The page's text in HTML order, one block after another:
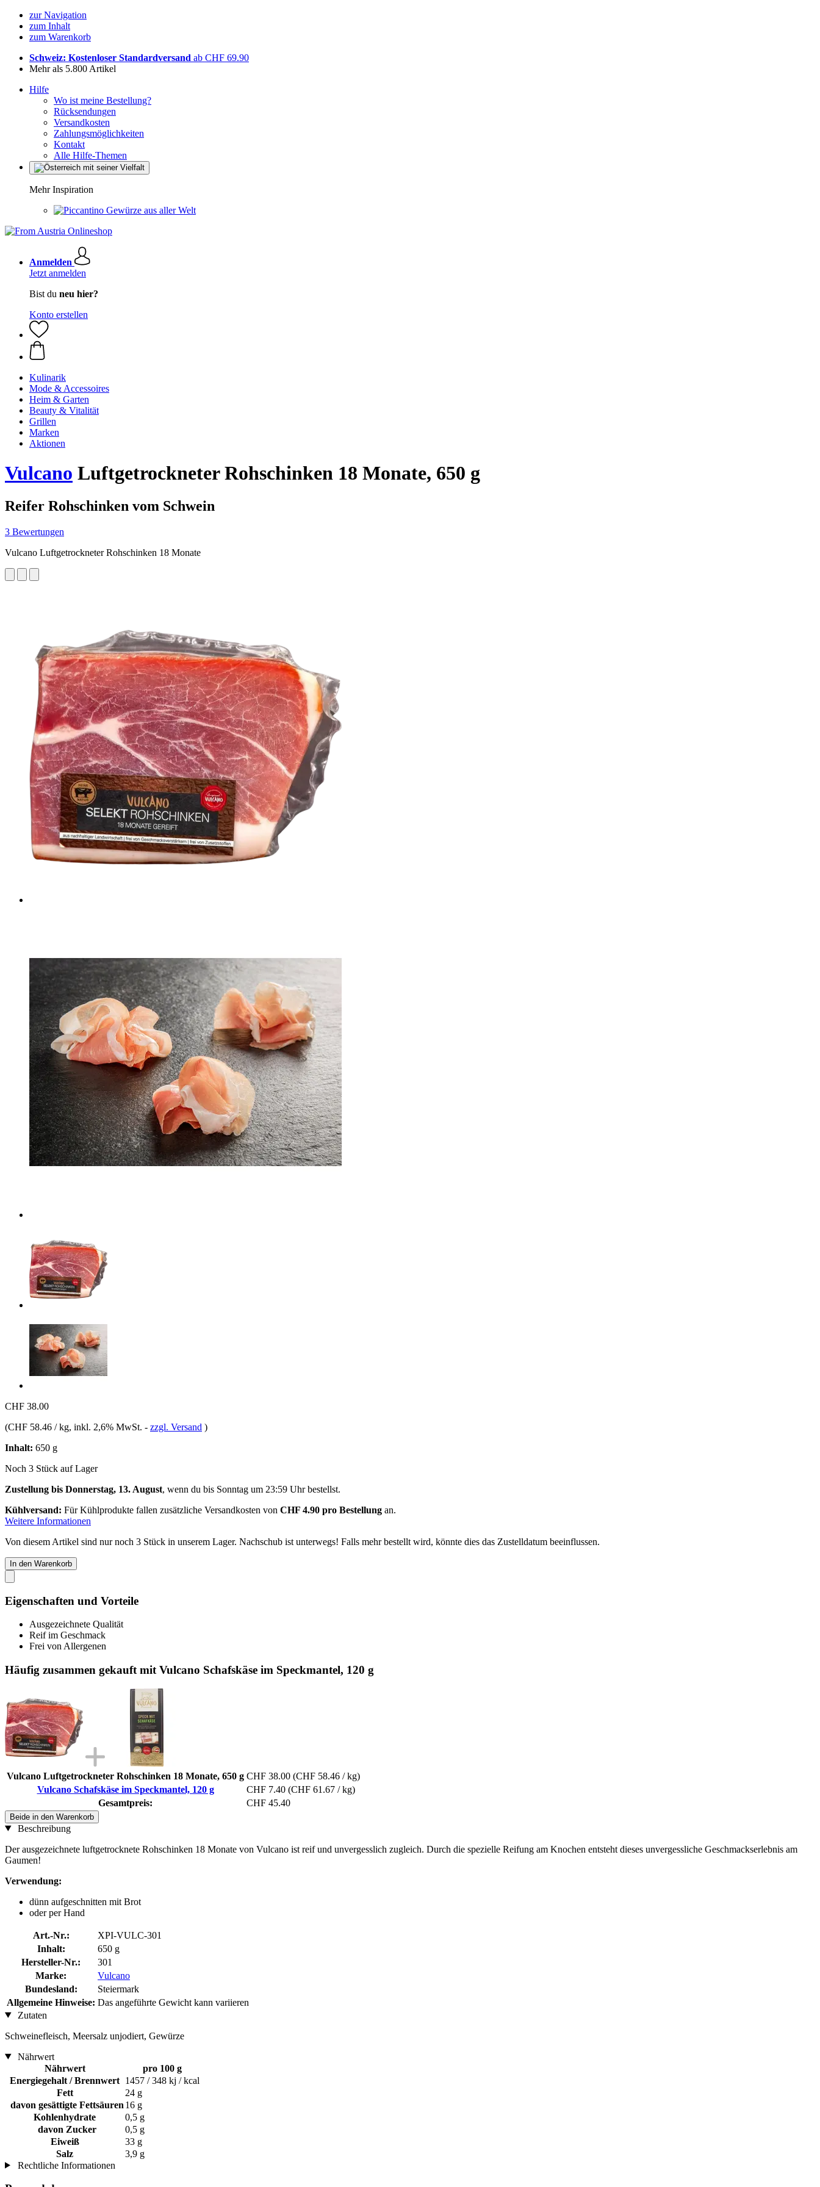
zur Navigation
zum Inhalt
zum Warenkorb
Schweiz: Kostenloser Standardversand ab CHF 69.90
Mehr als 5.800 Artikel
Hilfe
Wo ist meine Bestellung?
Rücksendungen
Versandkosten
Zahlungsmöglichkeiten
Kontakt
Alle Hilfe-Themen
Mehr Inspiration
Gewürze aus aller Welt
Anmelden
Jetzt anmelden
Bist du neu hier?
Konto erstellen
Kulinarik
Mode & Accessoires
Heim & Garten
Beauty & Vitalität
Grillen
Marken
Aktionen
Vulcano Luftgetrockneter Rohschinken 18 Monate, 650 g
Reifer Rohschinken vom Schwein
3 Bewertungen
Vulcano Luftgetrockneter Rohschinken 18 Monate
CHF 38.00
(CHF 58.46 / kg, inkl. 2,6% MwSt. - zzgl. Versand )
Inhalt: 650 g
Noch 3 Stück auf Lager
Zustellung bis Donnerstag, 13. August, wenn du bis Sonntag um 23:59 Uhrbestellst.
Kühlversand: Für Kühlprodukte fallen zusätzliche Versandkosten von CHF 4.90 pro Bestellung an.
Weitere Informationen
Von diesem Artikel sind nur noch 3 Stück in unserem Lager. Nachschub ist unterwegs! Falls mehr bestellt wird, könnte dies das Zustelldatum beeinflussen.
In den Warenkorb
Eigenschaften und Vorteile
Ausgezeichnete Qualität
Reif im Geschmack
Frei von Allergenen
Häufig zusammen gekauft mit Vulcano Schafskäse im Speckmantel, 120 g
Vulcano Luftgetrockneter Rohschinken 18 Monate, 650 g CHF 38.00 (CHF 58.46 / kg)
Vulcano Schafskäse im Speckmantel, 120 g
CHF 7.40 (CHF 61.67 / kg)
Gesamtpreis:
CHF 45.40
Beide in den Warenkorb
Beschreibung
Der ausgezeichnete luftgetrocknete Rohschinken 18 Monate von Vulcano ist reif und unvergesslich zugleich. Durch die spezielle Reifung am Knochen entsteht dieses unvergessliche Geschmackserlebnis am
Gaumen!
Verwendung:
dünn aufgeschnitten mit Brot
oder per Hand
Art.-Nr.:
XPI-VULC-301
Inhalt:
650 g
Hersteller-Nr.:
301
Marke:
Vulcano
Bundesland:
Steiermark
Allgemeine Hinweise: Das angeführte Gewicht kann variieren
Zutaten
Schweinefleisch, Meersalz unjodiert, Gewürze
Nährwert
Nährwert
pro 100 g
Energiegehalt / Brennwert 1457 / 348 kj / kcal
Fett
24 g
davon gesättigte Fettsäuren 16 g
Kohlenhydrate
0,5 g
davon Zucker
0,5 g
Eiweiß
33 g
Salz
3,9 g
Rechtliche Informationen